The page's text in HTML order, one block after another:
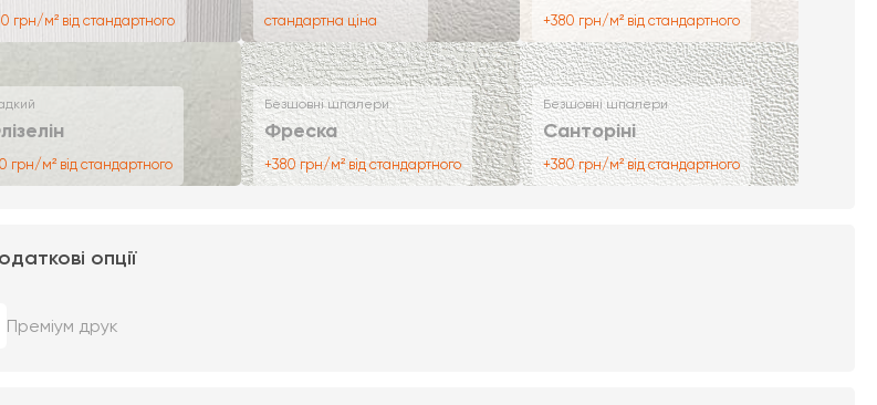
грн/м² від стандартного стандартна ціна +380 грн/м² від стандартного
грн/м² від стандартного
Безшовні шпалери
Фреска
+380 грн/м² від стандартного
Безшовні шпалери
Санторіні
+380 грн/м² від стандартного
опції
Преміум друк